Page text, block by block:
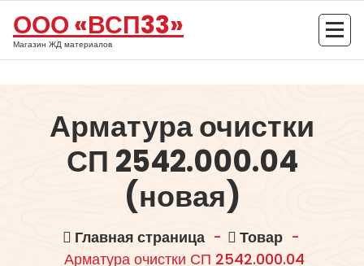
содержимому
ООО «ВСП33»
Магазин ЖД материалов
Арматура очистки
СП 2542.000.04
(новая)
Главная страница- Товар-
Арматура очистки СП 2542.000.04